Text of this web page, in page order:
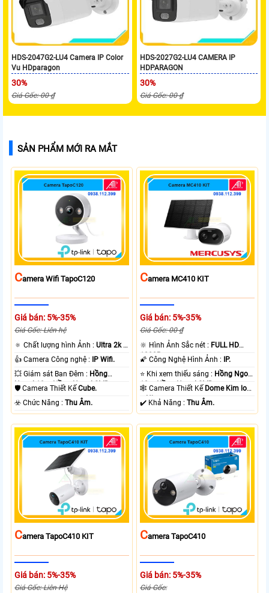
HDS-2047G2-LU4 Camera IP Color
Vu HDparagon
30%
Giá Gốc: 00 ₫
HDS-2027G2-LU4 CAMERA IP
HDPARAGON
30%
Giá Gốc: 00 ₫
SẢN PHẨM MỚI RA MẮT
CAmera Wifi TapoC120
Giá bán: 5%-35%
Giá Gốc: Liên hệ
🔅 Chất lượng hình Ảnh :Ultra 2k +
.
👍 Camera Công nghệ :
IP Wifi.
💥 Giám sát Ban Đêm : Hồng
Ngoại 10m Hồng Ngoại SMD.
🛡 Camera Thiết KếCube.
️☣️ Chức Năng :Thu Âm.
CAmera MC410 KIT
Giá bán: 5%-35%
Giá Gốc: 00 ₫
🔆 Hình Ảnh Sắc nét : FULL HD
1080P .
🌠 Công Nghệ Hình Ảnh :
IP.
⭐ Khi xem thiếu sáng : Hồng Ngoại
10m Hồng Ngoại SMD.
🕸️ Camera Thiết Kế Dome Kim loại
+ Nhựa.
️✔️ Khả Năng :Thu Âm.
CAmera TapoC410 KIT
Giá bán: 5%-35%
Giá Gốc: Liên Hệ
CAmera TapoC410
Giá bán: 5%-35%
Giá Gốc: